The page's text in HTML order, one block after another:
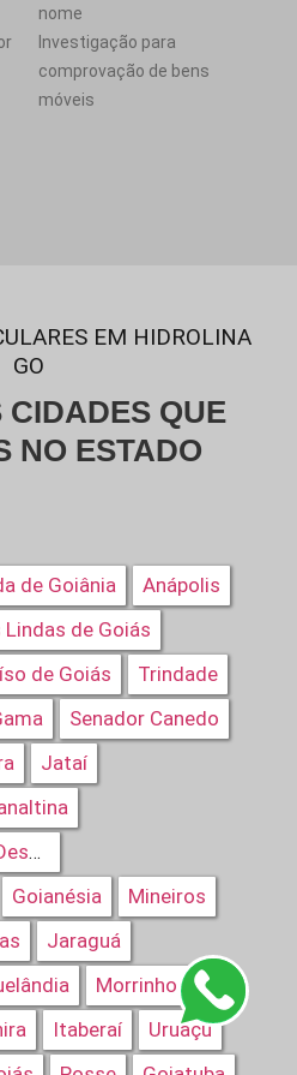
nome
Investigação para
comprovação de bens
móveis
EM HIDROLINA
GO
QUE
NO ESTADO
de Goiânia
Anápolis
Lindas de Goiás
de Goiás
Trindade
Senador Canedo
Jataí
Santo Antônio do Descoberto
Goianésia
Mineiros
Jaraguá
Morrinhos
Itaberaí
Uruaçu